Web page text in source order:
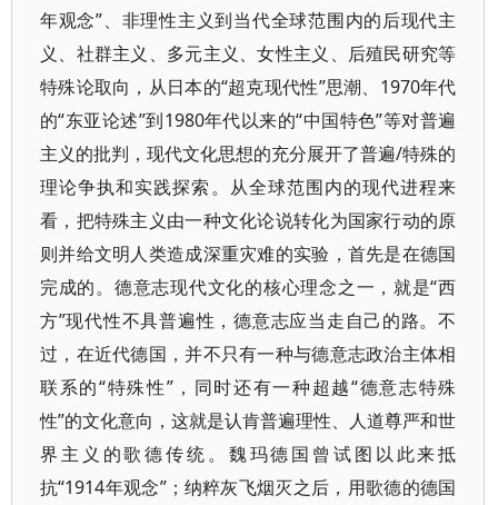
年观念”、非理性主义到当代全球范围内的后现代主
义、社群主义、多元主义、女性主义、后殖民研究等
特殊论取向，从日本的“超克现代性”思潮、1970年代
的“东亚论述”到1980年代以来的“中国特色”等对普遍
主义的批判，现代文化思想的充分展开了普遍/特殊的
理论争执和实践探索。从全球范围内的现代进程来
看，把特殊主义由一种文化论说转化为国家行动的原
则并给文明人类造成深重灾难的实验，首先是在德国
完成的。德意志现代文化的核心理念之一，就是“西
方”现代性不具普遍性，德意志应当走自己的路。不
过，在近代德国，并不只有一种与德意志政治主体相
联系的“特殊性”，同时还有一种超越“德意志特殊
性”的文化意向，这就是认肯普遍理性、人道尊严和世
界主义的歌德传统。魏玛德国曾试图以此来抵
抗“1914年观念”；纳粹灰飞烟灭之后，用歌德的德国